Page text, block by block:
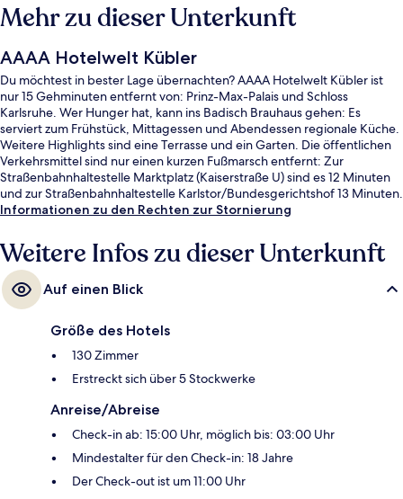
Mehr zu dieser Unterkunft
AAAA Hotelwelt Kübler
Du möchtest in bester Lage übernachten? AAAA Hotelwelt Kübler ist
nur 15 Gehminuten entfernt von: Prinz-Max-Palais und Schloss
Karlsruhe. Wer Hunger hat, kann ins Badisch Brauhaus gehen: Es
serviert zum Frühstück, Mittagessen und Abendessen regionale Küche.
Weitere Highlights sind eine Terrasse und ein Garten. Die öffentlichen
Verkehrsmittel sind nur einen kurzen Fußmarsch entfernt: Zur
Straßenbahnhaltestelle Marktplatz (Kaiserstraße U) sind es 12 Minuten
und zur Straßenbahnhaltestelle Karlstor/Bundesgerichtshof 13 Minuten.
Informationen zu den Rechten zur Stornierung
Weitere Infos zu dieser Unterkunft
Auf einen Blick
Größe des Hotels
130 Zimmer
Erstreckt sich über 5 Stockwerke
Anreise/Abreise
Check-in ab: 15:00 Uhr, möglich bis: 03:00 Uhr
Mindestalter für den Check-in: 18 Jahre
Der Check-out ist um 11:00 Uhr